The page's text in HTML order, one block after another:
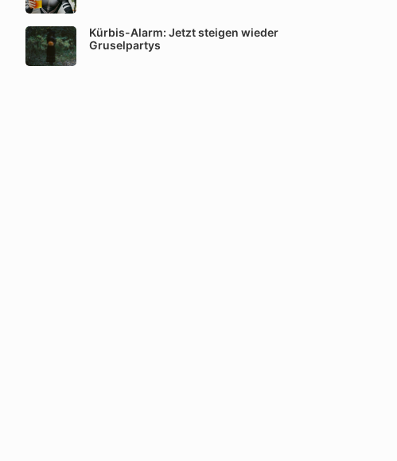
Kürbis-Alarm: Jetzt steigen wieder
Gruselpartys